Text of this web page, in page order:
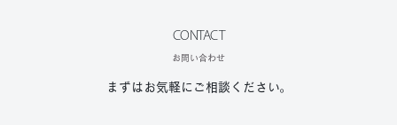
CONTACT
お問い合わせ
まずはお気軽にご相談ください。